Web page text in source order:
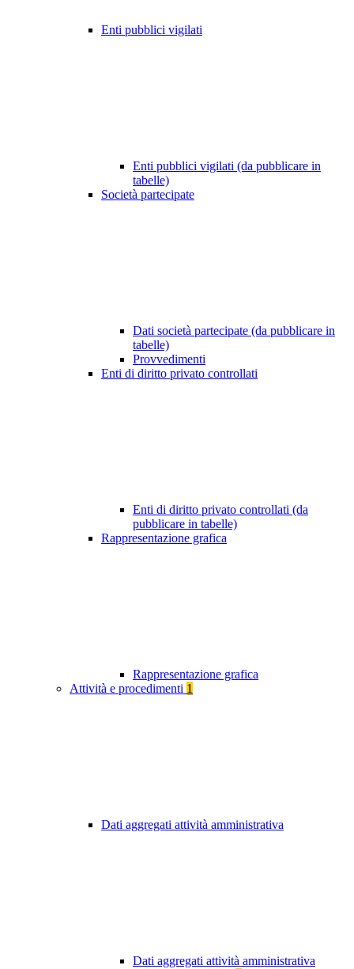
Enti pubblici vigilati
Enti pubblici vigilati (da pubblicare in
tabelle)
Società partecipate
Dati società partecipate (da pubblicare in
tabelle)
Provvedimenti
Enti di diritto privato controllati
Enti di diritto privato controllati (da
pubblicare in tabelle)
Rappresentazione grafica
Rappresentazione grafica
Attività e procedimenti 1
Dati aggregati attività amministrativa
Dati aggregati attività amministrativa